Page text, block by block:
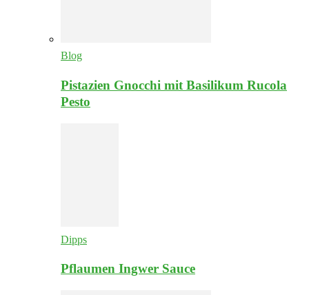
Blog
Pistazien Gnocchi mit Basilikum Rucola
Pesto
Dipps
Pflaumen Ingwer Sauce